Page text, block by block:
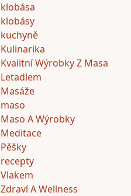
klobása
klobásy
kuchyně
Kulinarika
Kvalitní Wýrobky Z Masa
Letadlem
Masáže
maso
Maso A Wýrobky
Meditace
Pěšky
recepty
Vlakem
Zdraví A Wellness